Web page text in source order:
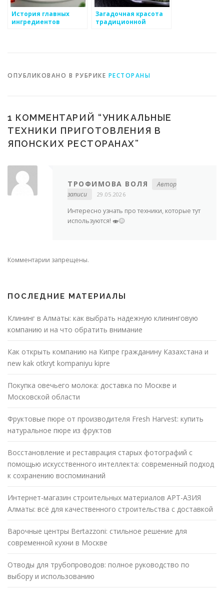
История главных
ингредиентов
Загадочная красота
традиционной
ОПУБЛИКОВАНО В РУБРИКЕ РЕСТОРАНЫ
1 КОММЕНТАРИЙ “УНИКАЛЬНЫЕ
ТЕХНИКИ ПРИГОТОВЛЕНИЯ В
ЯПОНСКИХ РЕСТОРАНАХ”
ТРОФИМОВА ВОЛЯ
Автор
записи
29.05.2026
Интересно узнать про техники, которые тут
используются! 🍣😊
Комментарии запрещены.
ПОСЛЕДНИЕ МАТЕРИАЛЫ
Клининг в Алматы: как выбрать надежную клининговую
компанию и на что обратить внимание
Как открыть компанию на Кипре гражданину Казахстана и
new kak otkryt kompaniyu kipre
Покупка овечьего молока: доставка по Москве и
Московской области
Фруктовые пюре от производителя Fresh Harvest: купить
натуральное пюре из фруктов
Восстановление и реставрация старых фотографий с
помощью искусственного интеллекта: современный подход
к сохранению воспоминаний
Интернет-магазин строительных материалов АРТ-АЗИЯ
Алматы: всё для качественного строительства с доставкой
Варочные центры Bertazzoni: стильное решение для
современной кухни в Москве
Отводы для трубопроводов: полное руководство по
выбору и использованию